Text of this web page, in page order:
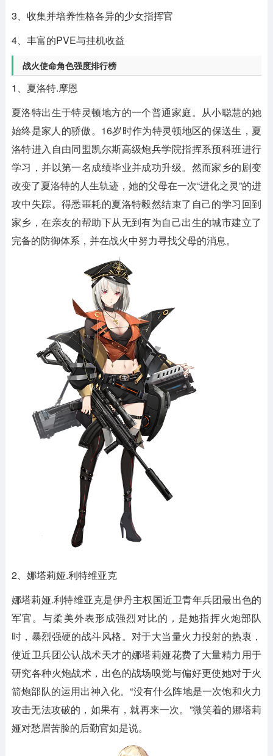
3、收集并培养性格各异的少女指挥官
4、丰富的PVE与挂机收益
战火使命角色强度排行榜
1、夏洛特.摩恩
夏洛特出生于特灵顿地方的一个普通家庭。从小聪慧的她
始终是家人的骄傲。16岁时作为特灵顿地区的保送生，夏
洛特进入自由同盟凯尔斯高级炮兵学院指挥系预科班进行
学习，并以第一名成绩毕业并成功升级。然而家乡的剧变
改变了夏洛特的人生轨迹，她的父母在一次“进化之灵”的进
攻中失踪。得悉噩耗的夏洛特毅然结束了自己的学习回到
家乡，在亲友的帮助下从无到有为自己出生的城市建立了
完备的防御体系，并在战火中努力寻找父母的消息。
2、娜塔莉娅.利特维亚克
娜塔莉娅.利特维亚克是伊丹主权国近卫青年兵团最出色的
军官。与柔美外表形成强烈对比的，是她指挥火炮部队
时，暴烈强硬的战斗风格。对于大当量火力投射的热衷，
使近卫兵团公认战术天才的娜塔莉娅花费了大量精力用于
研究各种火炮战术，出色的战场嗅觉与偏好更使她对于火
箭炮部队的运用出神入化。“没有什么阵地是一次饱和火力
攻击无法攻破的，如果有，就再来一次。”微笑着的娜塔莉
娅对愁眉苦脸的后勤官如是说。